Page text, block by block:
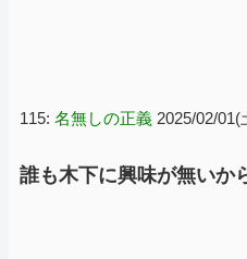
115: 名無しの正義 2025/02/
誰も木下に興味が無いか